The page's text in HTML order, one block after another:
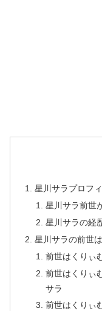
星川サラプロフ
星川サラ前世
星川サラの経
星川サラの前世
前世はくりぃ
前世はくりぃ
サラ
前世はくりぃ